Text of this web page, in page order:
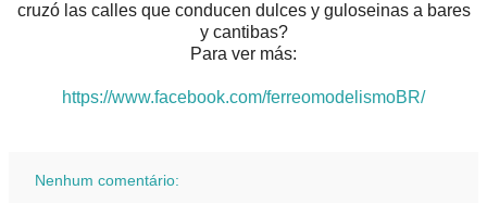
cruzó las calles que conducen dulces y guloseinas a bares
y cantibas?
Para ver más:
https://www.facebook.com/ferreomodelismoBR/
Nenhum comentário: